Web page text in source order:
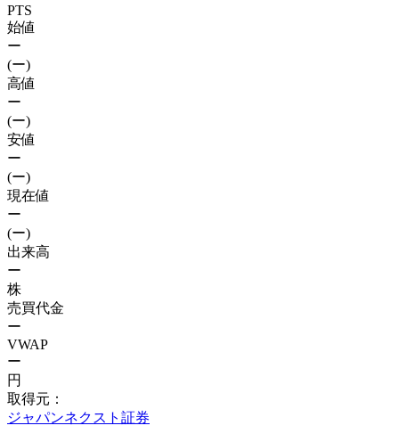
PTS
始値
ー
(ー)
高値
ー
(ー)
安値
ー
(ー)
現在値
ー
(ー)
出来高
ー
株
売買代金
ー
VWAP
ー
円
取得元：
ジャパンネクスト証券